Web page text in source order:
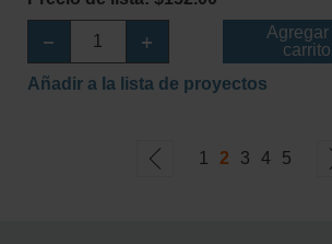
Agregar
carrito
Añadir a la lista de proyectos
1 2 3 4 5